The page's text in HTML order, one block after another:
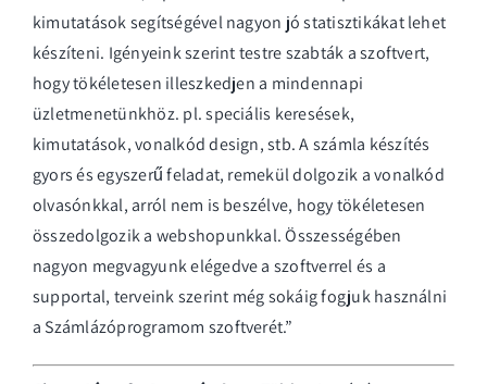
kimutatások segítségével nagyon jó statisztikákat lehet
készíteni. Igényeink szerint testre szabták a szoftvert,
hogy tökéletesen illeszkedjen a mindennapi
üzletmenetünkhöz. pl. speciális keresések,
kimutatások, vonalkód design, stb. A számla készítés
gyors és egyszerű feladat, remekül dolgozik a vonalkód
olvasónkkal, arról nem is beszélve, hogy tökéletesen
összedolgozik a webshopunkkal. Összességében
nagyon megvagyunk elégedve a szoftverrel és a
supportal, terveink szerint még sokáig fogjuk használni
a Számlázóprogramom szoftverét.”